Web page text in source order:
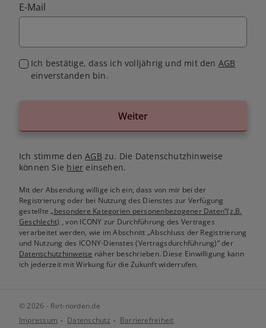
E-Mail
Ich bestätige, dass ich volljährig und mit den AGB
einverstanden bin.
Weiter
Ich stimme denAGB zu. Die Datenschutzhinweise
können Sie hier einsehen.
Mit der Absendung willige ich ein, dass von mir bei der
Registrierung oder bei Nutzung des Dienstes zur Verfügung
gestellte„besondere Kategorien personenbezogener Daten“(z.B.
Geschlecht) , von ICONY zur Durchführung des Vertrages
verarbeitet werden, wie im Abschnitt „Abschluss der Registrierung
und Nutzung des ICONY-Dienstes (Vertragsdurchführung)“ der
Datenschutzhinweise näher beschrieben. Diese Einwilligung kann
ich jederzeit mit Wirkung für die Zukunft widerrufen.
© 2026 - flirt-norden.de
Impressum
Datenschutz Barrierefreiheit